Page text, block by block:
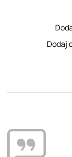
Dodaj